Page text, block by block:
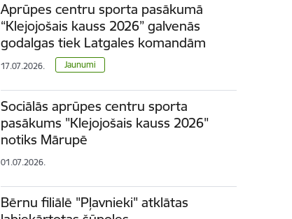
Aprūpes centru sporta pasākumā
“Klejojošais kauss 2026” galvenās
godalgas tiek Latgales komandām
17.07.2026. Jaunumi
Sociālās aprūpes centru sporta
pasākums "Klejojošais kauss 2026"
notiks Mārupē
01.07.2026.
Bērnu filiālē "Pļavnieki" atklātas